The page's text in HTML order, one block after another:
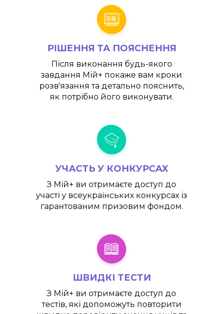
РІШЕННЯ ТА ПОЯСНЕННЯ
Після виконання будь-якого
завдання Мій+ покаже вам кроки
розв'язання та детально пояснить,
як потрібно його виконувати.
УЧАСТЬ У КОНКУРСАХ
З Мій+ ви отримаєте доступ до
участі у всеукраїнських конкурсах із
гарантованим призовим фондом.
ШВИДКІ ТЕСТИ
З Мій+ ви отримаєте доступ до
тестів, які допоможуть повторити